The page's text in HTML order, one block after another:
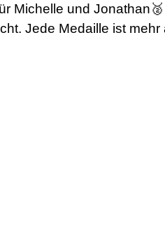
Michelle und
Jede Medaille ist mehr